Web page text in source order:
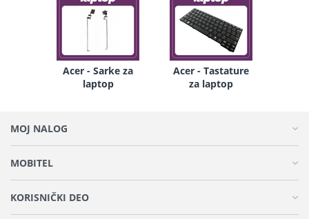
Acer - Sarke za
laptop
Acer - Tastature
za laptop
MOJ NALOG
MOBITEL
KORISNIČKI DEO